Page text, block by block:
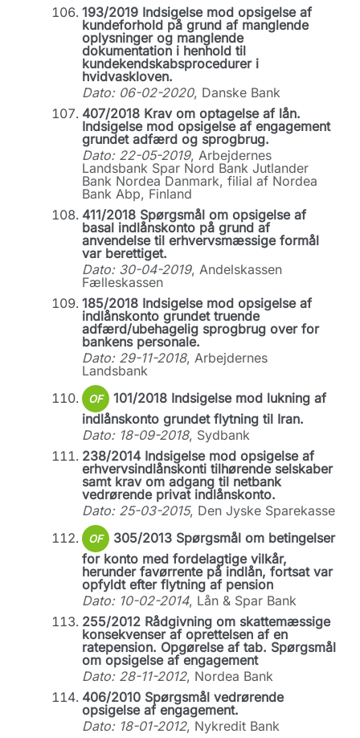
193/2019 Indsigelse mod opsigelse af
kundeforhold på grund af manglende
oplysninger og manglende
dokumentation i henhold til
kundekendskabsprocedurer i
hvidvaskloven.
Dato: 06-02-2020, Danske Bank
407/2018 Krav om optagelse af lån.
Indsigelse mod opsigelse af engagement
grundet adfærd og sprogbrug.
Dato: 22-05-2019, Arbejdernes
Landsbank Spar Nord Bank Jutlander
Bank Nordea Danmark, filial af Nordea
Bank Abp, Finland
411/2018 Spørgsmål om opsigelse af
basal indlånskonto på grund af
anvendelse til erhvervsmæssige formål
var berettiget.
Dato: 30-04-2019, Andelskassen
Fælleskassen
185/2018 Indsigelse mod opsigelse af
indlånskonto grundet truende
adfærd/ubehagelig sprogbrug over for
bankens personale.
Dato: 29-11-2018, Arbejdernes
Landsbank
OF
101/2018 Indsigelse mod lukning af
indlånskonto grundet flytning til Iran.
Dato: 18-09-2018, Sydbank
238/2014 Indsigelse mod opsigelse af
erhvervsindlånskonti tilhørende selskaber
samt krav om adgang til netbank
vedrørende privat indlånskonto.
Dato: 25-03-2015, Den Jyske Sparekasse
OF
305/2013 Spørgsmål om betingelser
for konto med fordelagtige vilkår,
herunder favørrente på indlån, fortsat var
opfyldt efter flytning af pension
Dato: 10-02-2014, Lån & Spar Bank
255/2012 Rådgivning om skattemæssige
konsekvenser af oprettelsen af en
ratepension. Opgørelse af tab. Spørgsmål
om opsigelse af engagement
Dato: 28-11-2012, Nordea Bank
406/2010 Spørgsmål vedrørende
opsigelse af engagement.
Dato: 18-01-2012, Nykredit Bank